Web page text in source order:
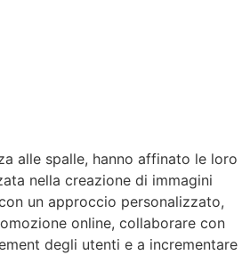
alle spalle, hanno affinato le loro
nella creazione di immagini
un approccio personalizzato,
online, collaborare con
degli utenti e a incrementare